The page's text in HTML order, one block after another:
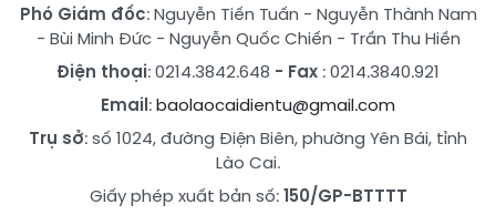
Phó Giám đốc:Nguyễn Tiến Tuấn - Nguyễn Thành Nam
- Bùi Minh Đức- Nguyễn Quốc Chiến - Trần Thu Hiền
Điện thoại: 0214.3842.648 - Fax : 0214.3840.921
Email:baolaocaidientu@gmail.com
Trụ sở: số 1024, đường Điện Biên, phường Yên Bái, tỉnh
Lào Cai.
Giấy phép xuất bản số:150/GP-BTTTT